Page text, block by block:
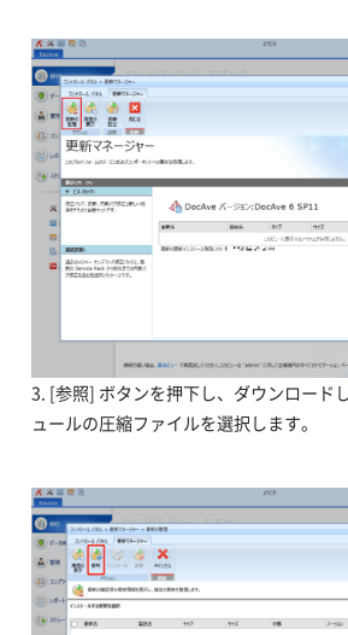
3. [参照] ボタンを押下し、ダウンロード
ュールの圧縮ファイルを選択します。